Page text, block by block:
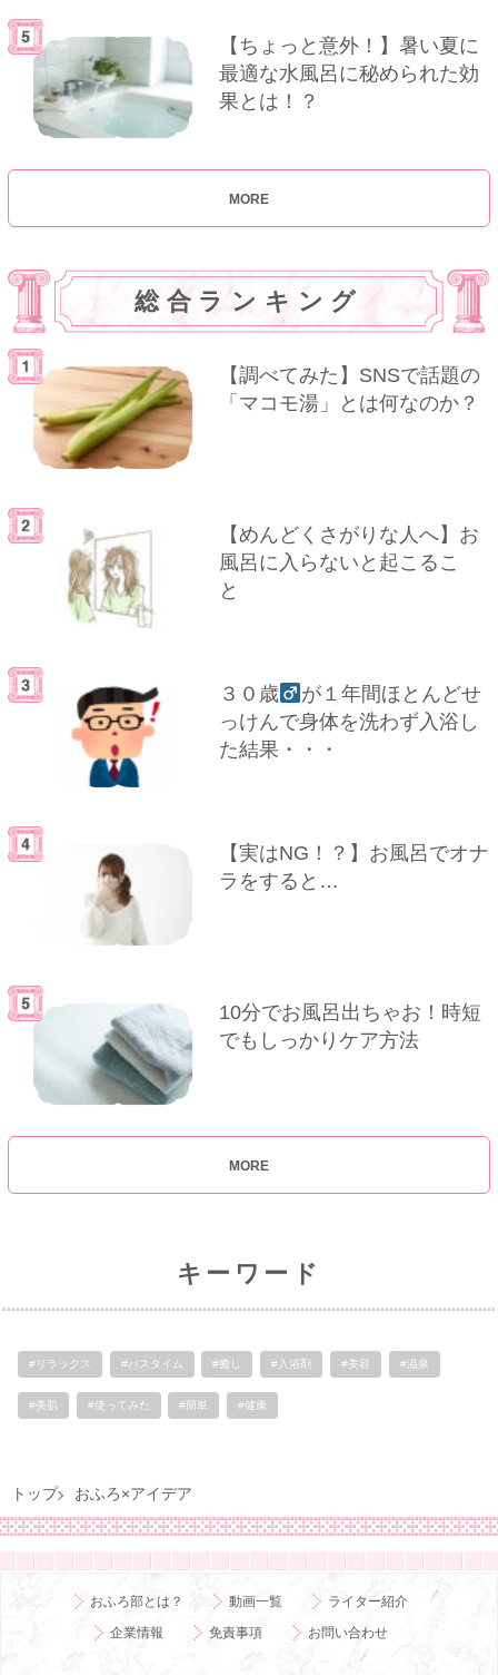
【ちょっと意外！】暑い夏に
最適な水風呂に秘められた効
果とは！？
MORE
総合ランキング
【調べてみた】SNSで話題の
「マコモ湯」とは何なのか？
【めんどくさがりな人へ】お
風呂に入らないと起こるこ
と
３０歳
が１年間ほとんどせ
っけんで身体を洗わず入浴し
た結果・・・
【実はNG！？】お風呂でオナ
ラをすると…
10分でお風呂出ちゃお！時短
でもしっかりケア方法
MORE
キーワード
#リラックス #バスタイム #癒し #入浴剤 #美容 #温泉
#美肌 #使ってみた #簡単 #健康
トップ おふろ×アイデア
おふろ部とは？ 動画一覧
ライター紹介
企業情報
免責事項 お問い合わせ